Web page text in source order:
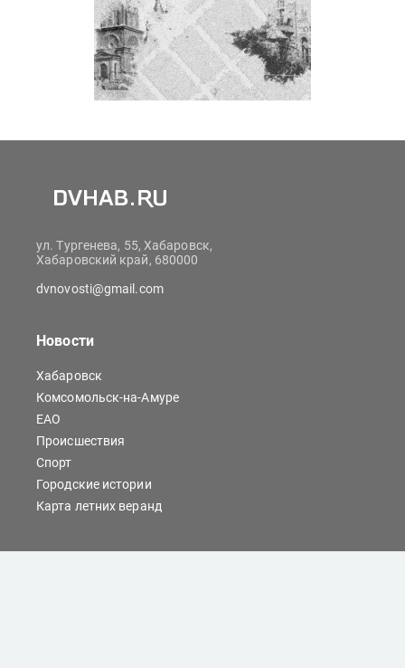
ул. Тургенева, 55, Хабаровск,
Хабаровский край, 680000
dvnovosti@gmail.com
Новости
Хабаровск
Комсомольск-на-Амуре
ЕАО
Происшествия
Спорт
Городские истории
Карта летних веранд